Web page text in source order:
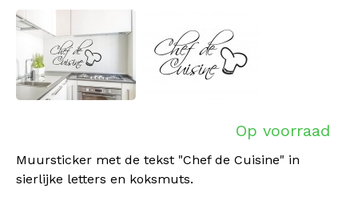
Op voorraad
Muursticker met de tekst "Chef de Cuisine" in
sierlijke letters en koksmuts.